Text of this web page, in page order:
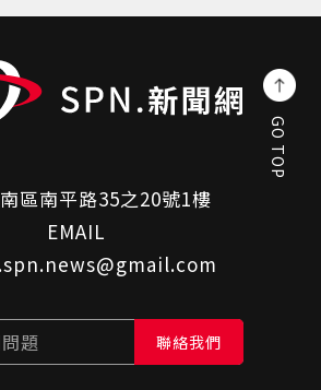
區南平路35之20號1樓
EMAIL
題 聯絡我們
GO TOP